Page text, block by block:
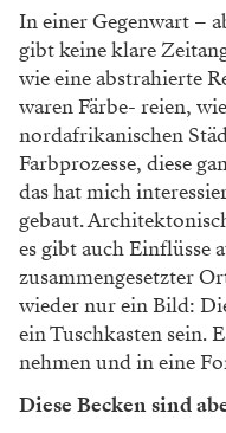
In einer Gegenwart –
gibt keine klare
wie eine abstrahierte
waren Färbe- reien,
nordafrikanischen
Farbprozesse, diese
dashat mich
gebaut. Architek
es gibt auch Einflüsse
zusammengesetzter
wieder nur einBild:
ein Tuschkasten sein.
nehmen und in eine
Diese Becken sind